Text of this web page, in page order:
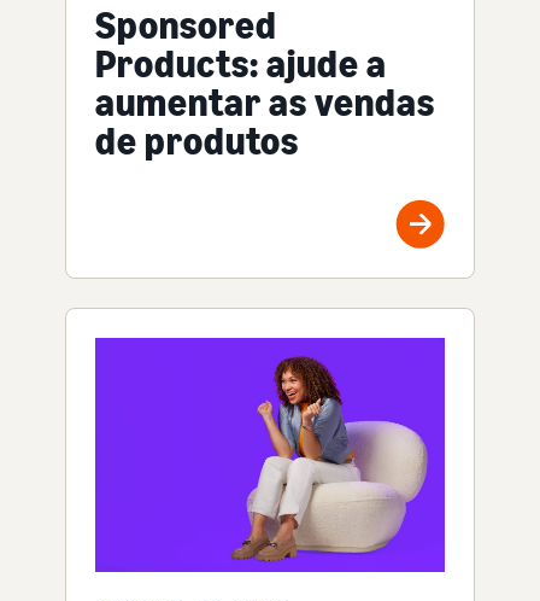
Sponsored
Products: ajude a
aumentar as vendas
de produtos